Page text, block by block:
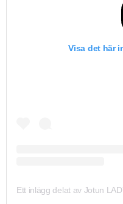
Visa det här
Ett inlägg delat av Jotun